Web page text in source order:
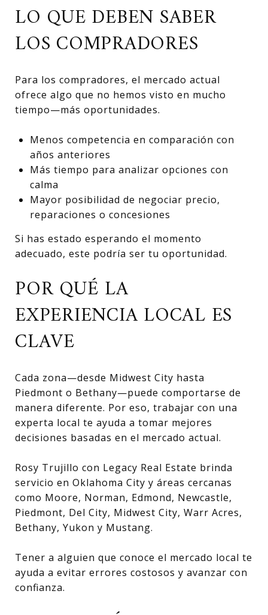
LO QUE DEBEN SABER
LOS COMPRADORES
Para los compradores, el mercado actual
ofrece algo que no hemos visto en mucho
tiempo—más oportunidades.
Menos competencia en comparación con
años anteriores
Más tiempo para analizar opciones con
calma
Mayor posibilidad de negociar precio,
reparaciones o concesiones
Si has estado esperando el momento
adecuado, este podría ser tu oportunidad.
POR QUÉ LA
EXPERIENCIA LOCAL ES
CLAVE
Cada zona—desde Midwest City hasta
Piedmont o Bethany—puede comportarse de
manera diferente. Por eso, trabajar con una
experta local te ayuda a tomar mejores
decisiones basadas en el mercado actual.
Rosy Trujillo con Legacy Real Estate brinda
servicio en Oklahoma City y áreas cercanas
como Moore, Norman, Edmond, Newcastle,
Piedmont, Del City, Midwest City, Warr Acres,
Bethany, Yukon y Mustang.
Tener a alguien que conoce el mercado local te
ayuda a evitar errores costosos y avanzar con
confianza.